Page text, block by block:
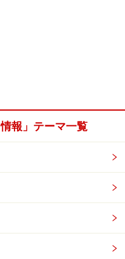
報」テーマ一覧